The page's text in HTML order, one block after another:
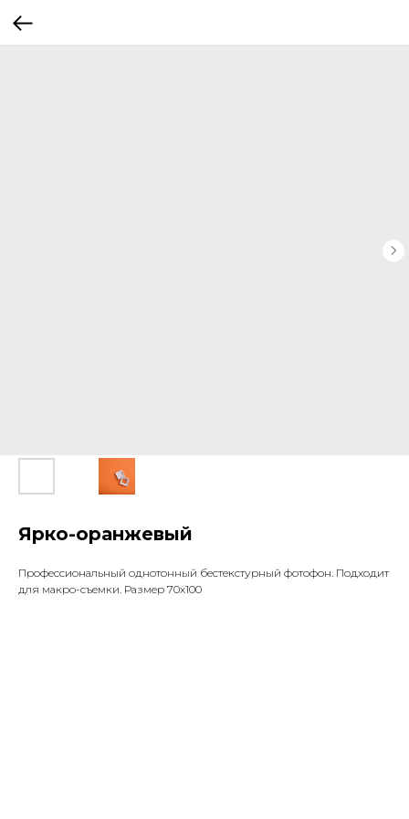
Ярко-оранжевый
Профессиональный однотонный бестекстурный фотофон. Подходит
для макро-съемки. Размер 70х100